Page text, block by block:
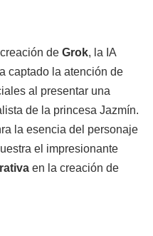
de Grok, la IA
captado la atención de
al presentar una
de la princesa Jazmín.
la esencia del personaje
el impresionante
en la creación de